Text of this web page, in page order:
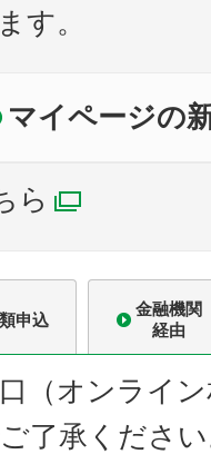
す。
マイページの
ら
申込
金融機関
経由
（オンライ
了承くださ